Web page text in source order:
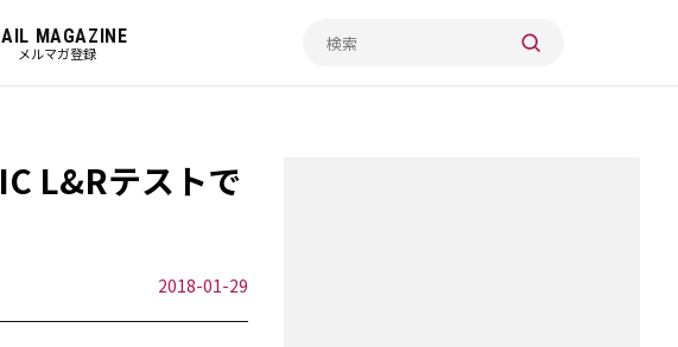
MAGAZINE
メルマガ登録
L&Rテストで
2018-01-29